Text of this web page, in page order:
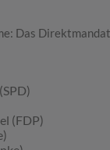
Das
(FDP)